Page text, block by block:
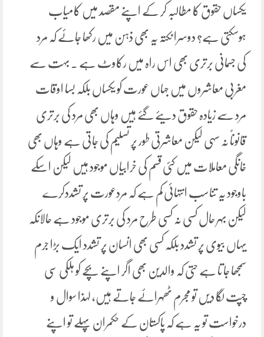
یکساں حقوق کا مطالبہ کر کے اپنے مقصد میں کامیاب
ہوسکتی ہے؟ دوسرا نکتہ یہ بھی ذہن میں رکھا جائے کہ مرد
کی جسمانی برتری بھی اس راہ میں رکاوٹ ہے ۔ بہت سے
مغربی معاشروں میں جہاں عورت کو یکساں بلکہ بسا اوقات
مرد سے زیادہ حقوق دیئے گئے ہیں وہاں بھی مرد کی برتری
قانوناً نہ سہی لیکن معاشرتی طور پر تسلیم کی جاتی ہے وہاں بھی
خانگی معاملات میں کئی قسم کی خرابیاں موجود ہیں لیکن اسکے
باوجود یہ تناسب انتہائی کم ہے کہ مردعورت پر تشددکرے
لیکن بہر حال کسی نہ کسی طرح مرد کی برتری موجود ہے حالانکہ
یہاں بیوی پر تشدد بلکہ کسی بھی انسان پر تشدد ایک بڑا جرم
سمجھا جا تا ہے حتی کہ والدین بھی اگر اپنے بچے کو ہلکی سی
چپت لگا دیں تو مجرم ٹھہرائے جاتے ہیں، لہذا سوال و
درخواست تو یہ ہے کہ پاکستان کے حکمران پہلے تو اپنے